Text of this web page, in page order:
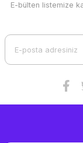
Ürün resmi
E-bülten listemize